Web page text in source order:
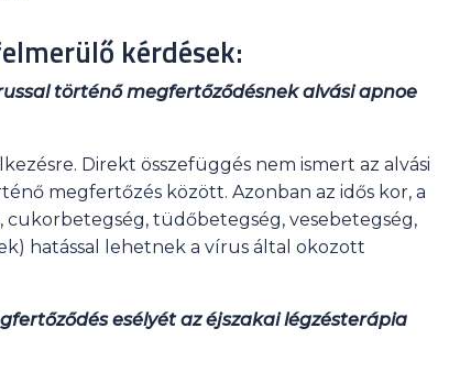
kérdések:
történő megfertőződésnek alvási apnoe
Direkt összefüggés nem ismert az alvási
megfertőzés között. Azonban az idős kor, a
tüdőbetegség, vesebetegség,
hatással lehetnek a vírus által okozott
esélyét az éjszakai légzésterápia